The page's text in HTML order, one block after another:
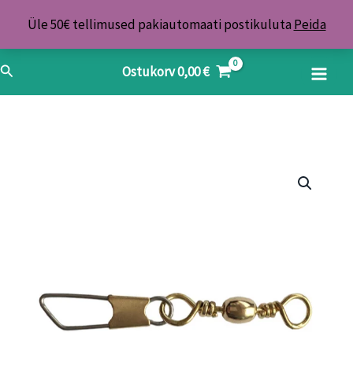
Üle 50€ tellimused pakiautomaati postikuluta Peida
content
Search Ostukorv0,00€